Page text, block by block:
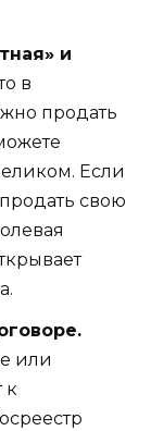
и
в
продать
Если
свою
или
к